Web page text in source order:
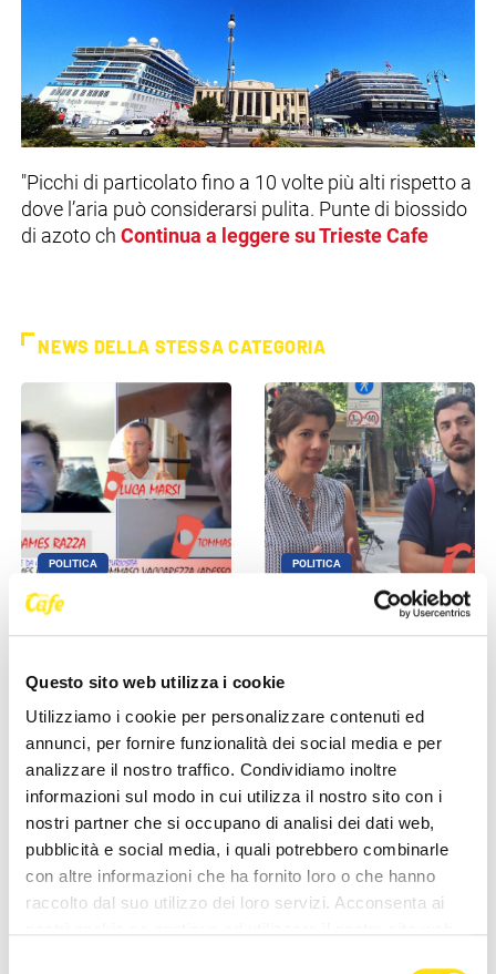
Questo sito web utilizza i cookie
Utilizziamo i cookie per personalizzare contenuti ed
annunci, per fornire funzionalità dei social media e per
analizzare il nostro traffico. Condividiamo inoltre
informazioni sul modo in cui utilizza il nostro sito con i
nostri partner che si occupano di analisi dei dati web,
pubblicità e social media, i quali potrebbero combinarle
con altre informazioni che ha fornito loro o che hanno
raccolto dal suo utilizzo dei loro servizi. Acconsenta ai
"Picchi di particolato fino a 10 volte più alti rispetto a
dove l’aria può considerarsi pulita. Punte di biossido
di azoto ch Continua a leggere su Trieste Cafe
NEWS DELLA STESSA CATEGORIA
POLITICA
Razza (Lega): “Piazza
Libertà va chiusa”,
Trieste): [...]
27 Maggio 2026
POLITICA
Aggressione al ricordo Grilz,
l'opposizione attacca: "La